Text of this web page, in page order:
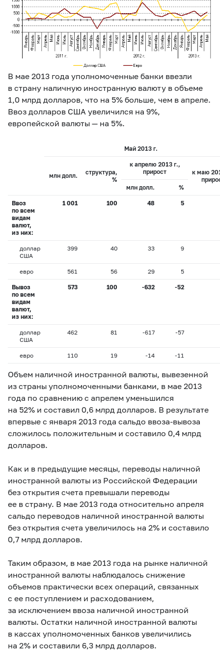
В мае 2013 года уполномоченные банки ввезли
в страну наличную иностранную валюту в объеме
1,0 млрд долларов, что на 5% больше, чем в апреле.
Ввоз долларов США увеличился на 9%,
европейской валюты — на 5%.
Май 2013 г.
млн долл.
структура,
%
к апрелю 2013 г.,
прирост
к маю
млн долл.
%
Ввоз
по всем
видам
валют,
из них:
1 001 100 48 5
доллар
США
399 40 33 9
евро 561 56 29 5
Вывоз
по всем
видам
валют,
из них:
573 100 -632 -52
доллар
США
462 81 -617 -57
евро 110 19 -14 -11
Объем наличной иностранной валюты, вывезенной
из страны уполномоченными банками, в мае 2013
года по сравнению с апрелем уменьшился
на 52% и составил 0,6 млрд долларов. В результате
впервые с января 2013 года сальдо ввоза-вывоза
сложилось положительным и составило 0,4 млрд
долларов.
Как и в предыдущие месяцы, переводы наличной
иностранной валюты из Российской Федерации
без открытия счета превышали переводы
ее в страну. В мае 2013 года относительно апреля
сальдо переводов наличной иностранной валюты
без открытия счета увеличилось на 2% и составило
0,7 млрд долларов.
Таким образом, в мае 2013 года на рынке наличной
иностранной валюты наблюдалось снижение
объемов практически всех операций, связанных
с ее поступлением и расходованием,
за исключением ввоза наличной иностранной
валюты. Остатки наличной иностранной валюты
в кассах уполномоченных банков увеличились
на 2% и составили 6,3 млрд долларов.